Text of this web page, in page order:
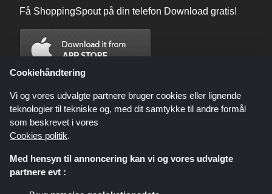
Få ShoppingSpout på din telefon Download gratis!
Cookiehåndtering
Vi og vores udvalgte partnere bruger cookies eller lignende
teknologier til tekniske og, med dit samtykke til andre formål
som beskrevet i vores
Cookies politik.
Med hensyn til annoncering kan vi og vores udvalgte
partnere evt :